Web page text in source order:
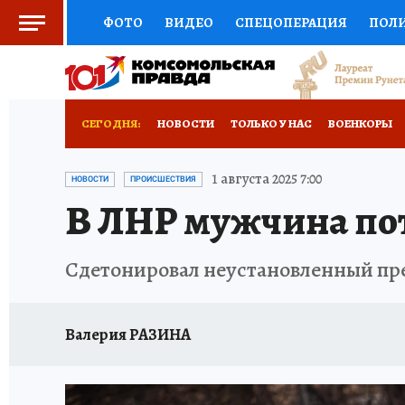
ФОТО ВИДЕО СПЕЦОПЕРАЦИЯ
СОЦПОДДЕРЖКА НАУКА СПОРТ
РЕКЛАМА НОВОЕ
СЕГОДНЯ: НОВОСТИ ТОЛЬКО У НАС ВОЕНКОРЫ
ИСПЫТАНО НА СЕБЕ
НОВОСТИ ПРОИСШЕСТВИЯ 1 августа 2025 7:00
В ЛНР мужчина
Сдетонировал неустановленный
Валерия РАЗИНА